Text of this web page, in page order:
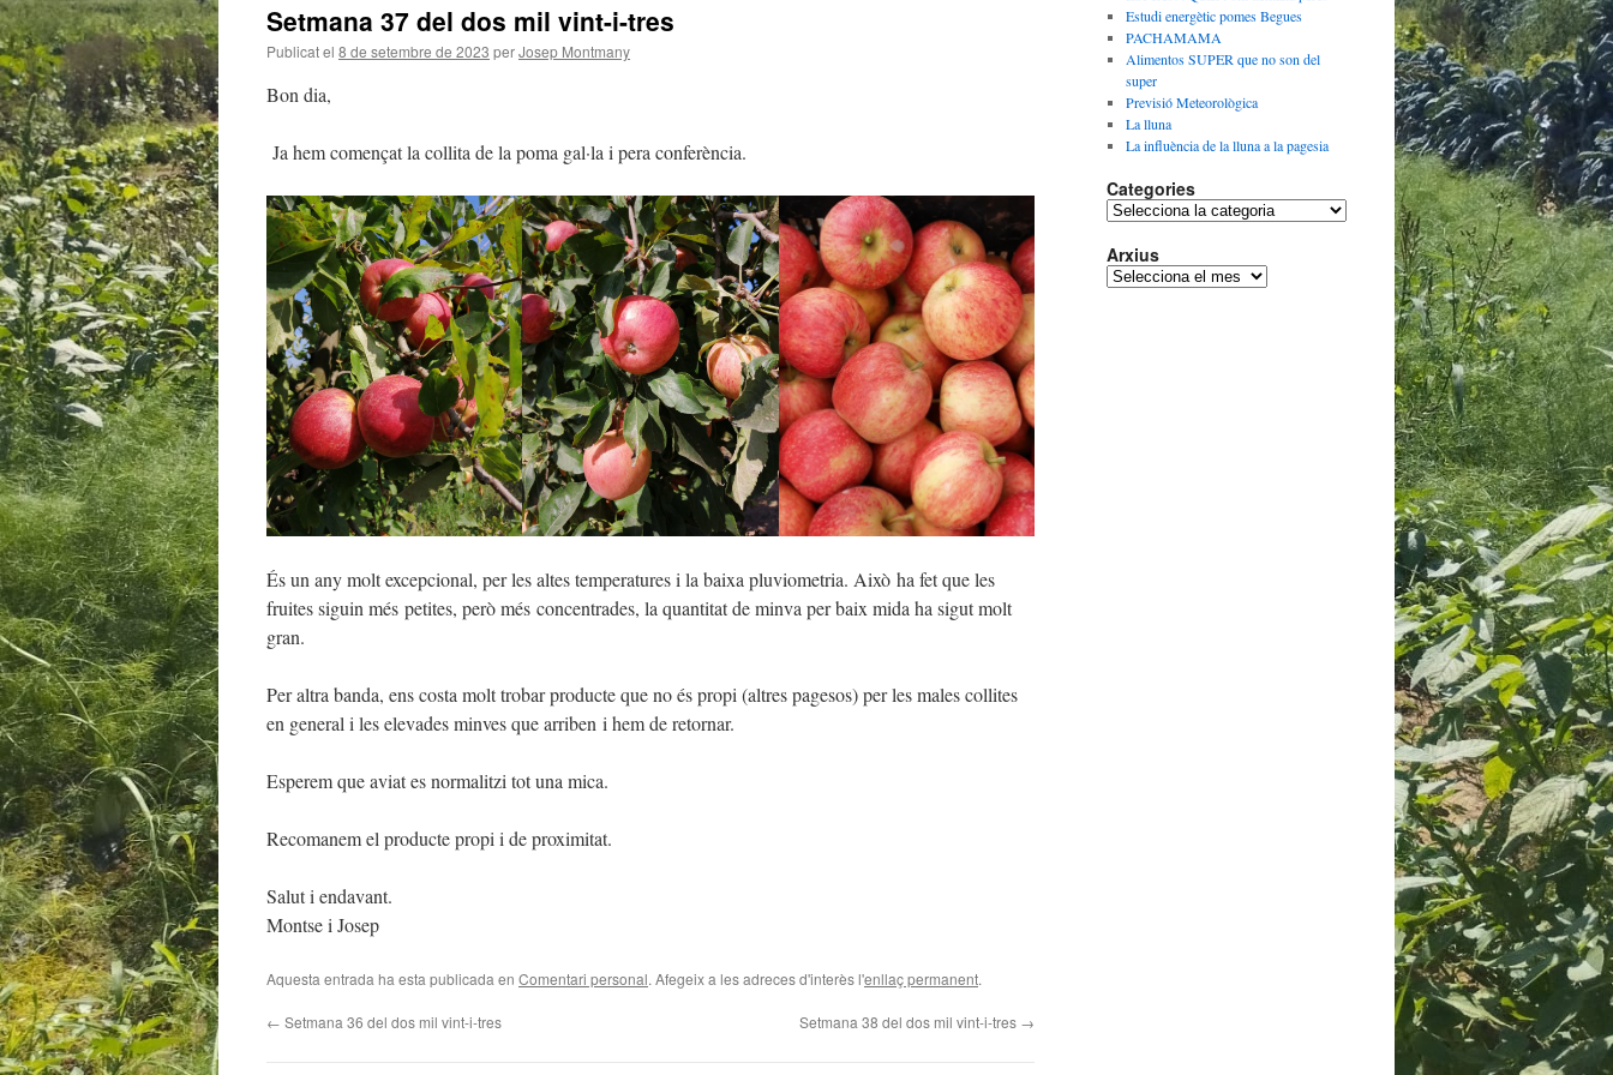
Setmana 37 del dos mil vint-i-tres
Publicat el 8 de setembre de 2023 perJosep Montmany
Bon dia,
Ja hem començat la collita de la poma gal·la i pera conferència.
És un any molt excepcional, per les altes temperatures i la baixa pluviometria. Això ha fet que les
fruites siguin més petites, però més concentrades, la quantitat de minva per baix mida ha sigut molt
gran.
Per altra banda, ens costa molt trobar producte que no és propi (altres pagesos) per les males collites
en general i les elevades minves que arriben i hem de retornar.
Esperem que aviat es normalitzi tot una mica.
Recomanem el producte propi i de proximitat.
Salut i endavant.
Montse i Josep
Aquesta entrada ha esta publicada en Comentari personal. Afegeix a les adreces d'interès l'enllaç permanent.
← Setmana 36 del dos mil vint-i-tres Setmana 38 del dos mil vint-i-tres →
Estudi energètic pomes Begues
PACHAMAMA
Alimentos SUPER que no son del
super
Previsió Meteorològica
La lluna
La influència de la lluna a la pagesia
Categories
Categories
Arxius
Arxius